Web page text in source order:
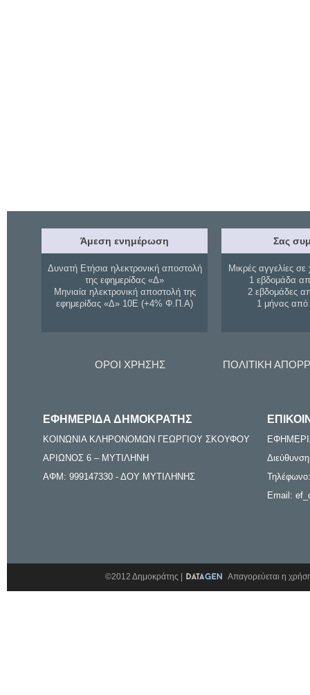
Άμεση ενημέρωση
Δυνατή Ετήσια ηλεκτρονική αποστολή
της εφημερίδας «Δ»
Μηνιαία ηλεκτρονική αποστολή της
εφημερίδας «Δ» 10Ε (+4% Φ.Π.Α)
Σας
Μικρές αγγελίες σε
1 εβδομάδα
2 εβδομάδες
1 μήνας
ΟΡΟΙ ΧΡΗΣΗΣ ΠΟΛΙΤΙΚΗ
ΕΦΗΜΕΡΙΔΑ ΔΗΜΟΚΡΑΤΗΣ
ΚΟΙΝΩΝΙΑ ΚΛΗΡΟΝΟΜΩΝ ΓΕΩΡΓΙΟΥ ΣΚΟΥΦΟΥ
ΑΡΙΩΝΟΣ 6 – ΜΥΤΙΛΗΝΗ
ΑΦΜ: 999147330 - ΔΟΥ ΜΥΤΙΛΗΝΗΣ
Email:
©2012 Δημοκράτης | Απαγορεύεται η